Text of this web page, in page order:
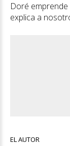
Doré
explica a
EL AUTOR